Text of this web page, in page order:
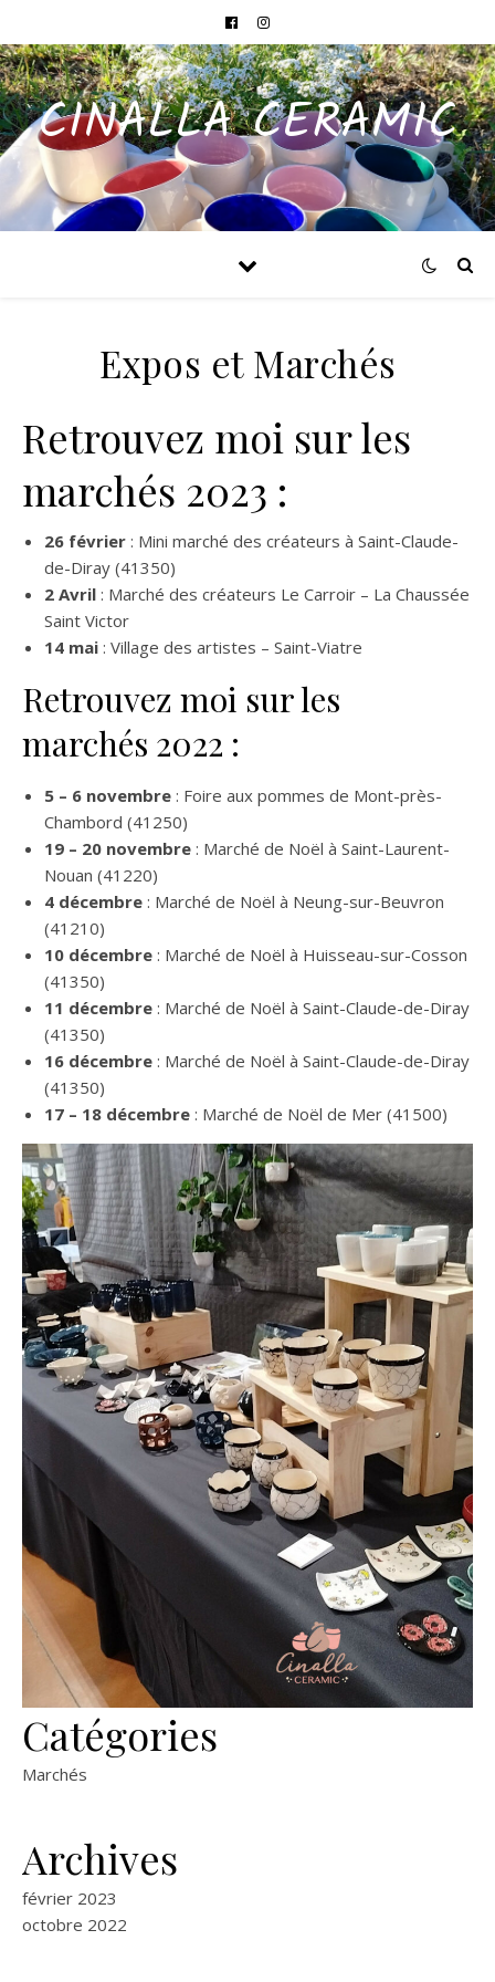
CINALLA CERAMIC
Expos et Marchés
Retrouvez moi sur les
marchés 2023 :
26 février : Mini marché des créateurs à Saint-Claude-
de-Diray (41350)
2 Avril : Marché des créateurs Le Carroir – La Chaussée
Saint Victor
14 mai : Village des artistes – Saint-Viatre
Retrouvez moi sur les
marchés 2022 :
5 – 6 novembre : Foire aux pommes de Mont-près-
Chambord (41250)
19 – 20 novembre : Marché de Noël à Saint-Laurent-
Nouan (41220)
4 décembre : Marché de Noël à Neung-sur-Beuvron
(41210)
10 décembre : Marché de Noël à Huisseau-sur-Cosson
(41350)
11 décembre : Marché de Noël à Saint-Claude-de-Diray
(41350)
16 décembre : Marché de Noël à Saint-Claude-de-Diray
(41350)
17 – 18 décembre : Marché de Noël de Mer (41500)
Catégories
Marchés
Archives
février 2023
octobre 2022